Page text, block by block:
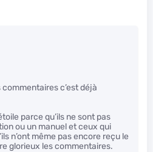
c’est déjà
parce qu’ils ne sont pas
ou un manuel et ceux qui
n’ont même pas encore reçu le
glorieux les commentaires.